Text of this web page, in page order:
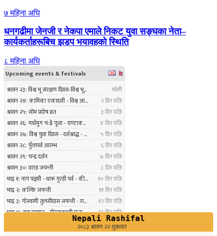
७ महिना अघि
धनगढीमा जेनजी र नेकपा एमाले निकट युवा सङ्घका नेता–
कार्यकर्ताहरूबिच झडप भयावहको स्थिति
८ महिना अघि